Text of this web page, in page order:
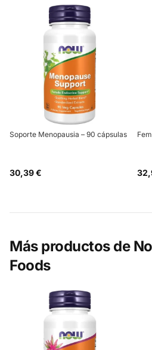
Soporte Menopausia – 90 cápsulas
30,39 €
Más productos de
Foods